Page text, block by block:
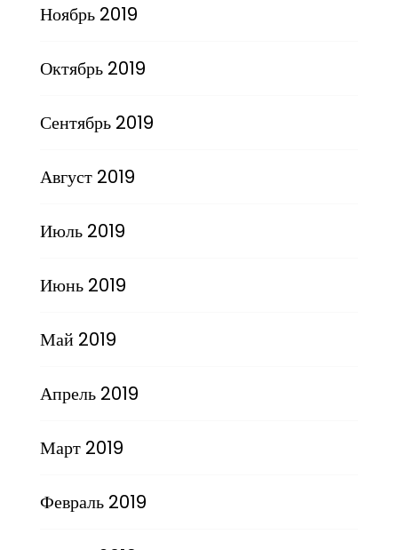
Ноябрь 2019
Октябрь 2019
Сентябрь 2019
Август 2019
Июль 2019
Июнь 2019
Май 2019
Апрель 2019
Март 2019
Февраль 2019